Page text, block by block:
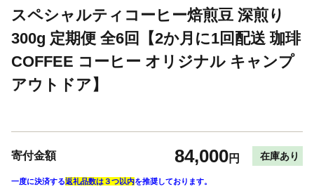
スペシャルティコーヒー焙煎豆 深煎り
300g 定期便 全6回【2か月に1回配送 珈琲
COFFEE コーヒー オリジナル キャンプ
アウトドア】
寄付金額 84,000円 在庫あり
一度に決済する返礼品数は３つ以内を推奨しております。